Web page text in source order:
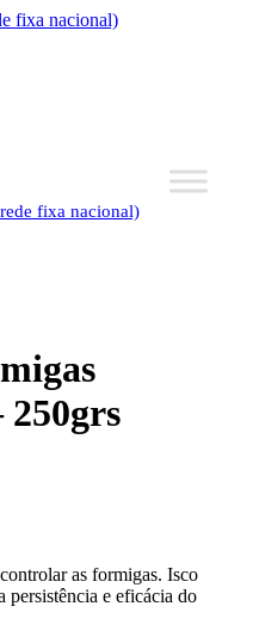
fixa nacional)
fixa nacional)
as formigas. Isco
persistência e eficácia do